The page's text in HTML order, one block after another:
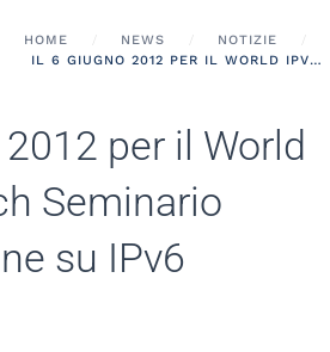
HOME NEWS
NOTIZIE
IL 6 GIUGNO 2012 PER IL WORLD IPV6 LAUNCH SEMINARIO GARR ON LINE SU IPV6
per il World
Seminario
su IPv6